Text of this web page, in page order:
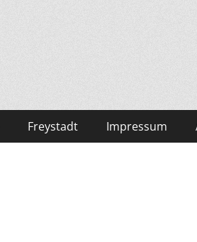
Freystadt Impressum